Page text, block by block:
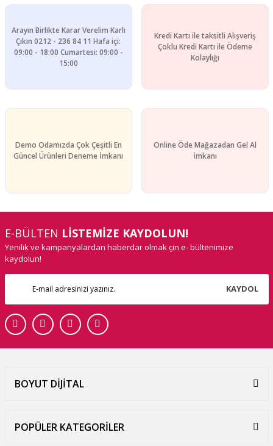
Arayın Birlikte Karar Verelim Karlı
Çıkın 0212 - 236 84 11 Hafa içi:
09:00 - 18:00 Cumartesi: 09:00 -
15:00
Kredi Kartı ile taksitli Alışveriş
Çoklu Kredi Kartı ile Ödeme
Kolaylığı
Demo Odamızda Çok Çeşitli En
Güncel Ürünleri Deneme İmkanı
Online Öde Mağazadan Gel Al
İmkanı
E-BÜLTEN LİSTEMİZE KAYDOLUN!
Yenilik ve kampanyalardan haberdar olmak çin e- bültenimize
kaydolun!
KAYDOL
BOYUT DİJİTAL
POPÜLER KATEGORİLER